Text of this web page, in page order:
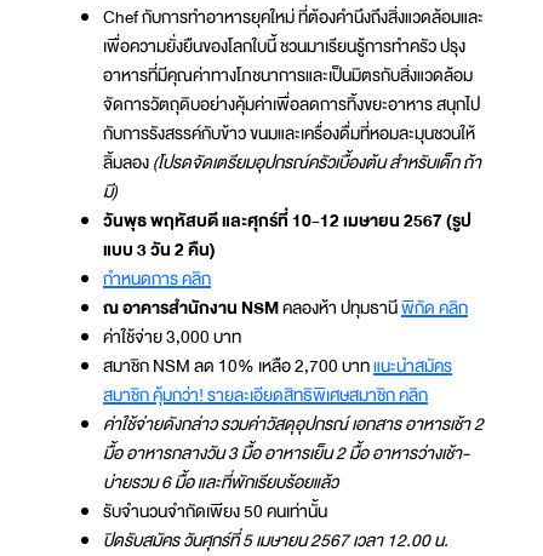
Chef กับการทำอาหารยุคใหม่ ที่ต้องคำนึงถึงสิ่งแวดล้อมและ
เพื่อความยั่งยืนของโลกใบนี้ ชวนมาเรียนรู้การทำครัว ปรุง
อาหารที่มีคุณค่าทางโภชนาการและเป็นมิตรกับสิ่งแวดล้อม
จัดการวัตถุดิบอย่างคุ้มค่าเพื่อลดการทิ้งขยะอาหาร สนุกไป
กับการรังสรรค์กับข้าว ขนมและเครื่องดื่มที่หอมละมุนชวนให้
ลิ้มลอง(โปรดจัดเตรียมอุปกรณ์ครัวเบื้องต้น สำหรับเด็ก ถ้า
มี)
วันพุธ พฤหัสบดี และศุกร์ที่ 10-12 เมษายน 2567 (รูป
แบบ 3 วัน 2 คืน)
กำหนดการ คลิก
ณ อาคารสำนักงาน NSMคลองห้า ปทุมธานีพิกัด คลิก
ค่าใช้จ่าย 3,000 บาท
สมาชิก NSM ลด 10% เหลือ 2,700 บาทแนะนำสมัคร
สมาชิก คุ้มกว่า! รายละเอียดสิทธิพิเศษสมาชิก คลิก
ค่าใช้จ่ายดังกล่าว รวมค่าวัสดุอุปกรณ์ เอกสาร อาหารเช้า 2
มื้อ อาหารกลางวัน 3 มื้อ อาหารเย็น 2 มื้อ อาหารว่างเช้า-
บ่ายรวม 6 มื้อ และที่พักเรียบร้อยแล้ว
รับจำนวนจำกัดเพียง 50 คนเท่านั้น
ปิดรับสมัคร วันศุกร์ที่ 5 เมษายน 2567 เวลา 12.00 น.